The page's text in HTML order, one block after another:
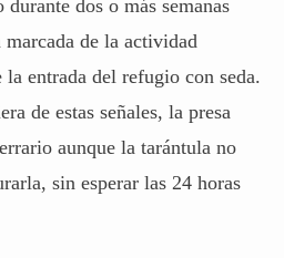
dos o más semanas
de la actividad
entrada del refugio con seda.
de estas señales, la presa
aunque la tarántula no
sin esperar las 24 horas